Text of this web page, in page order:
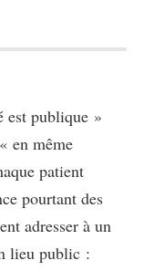
est publique »
en même
patient
pourtant des
adresser à un
lieu public :